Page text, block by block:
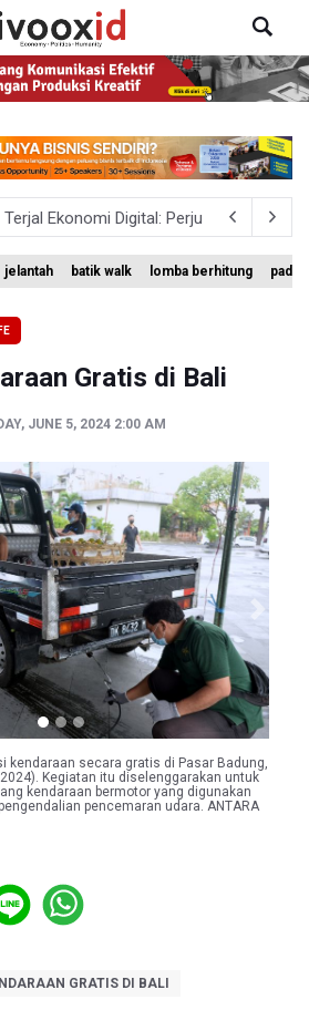
Ekonomi Digital: Perjuangan Siti
Rencana Kenaikan Gaji Kepala
Penyelidikan Penyebab Kebakaran
Harga Patokan Batu Bara Agustus
jelantah batik walk lomba berhitung
Gratis di Bali
JUNE 5, 2024 2:00 AM
Next
kendaraan secara gratis di Pasar Badung,
Kegiatan itu diselenggarakan untuk
kendaraan bermotor yang digunakan
pencemaran udara. ANTARA
GRATIS DI BALI